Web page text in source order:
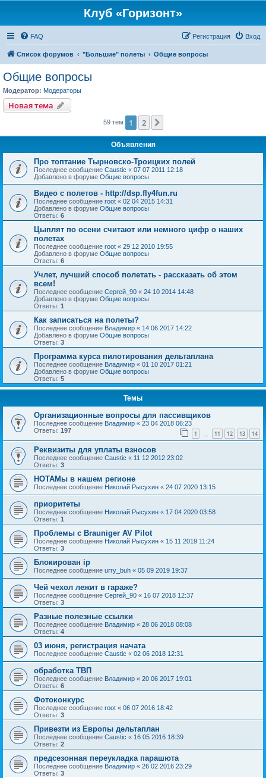
Клуб «Горизонт»
FAQ Вход
Регистрация
Список форумов "Большие" полеты Общие вопросы
Общие вопросы
Модератор: Модераторы
Новая тема
59 тем 1 2
Объявления
Про топтание Тырновско-Троицких полей
Последнее сообщение Caustic « 07 07 2011 12:18
Добавлено в форуме Общие вопросы
Видео с полетов - http://dsp.fly4fun.ru
Последнее сообщение root « 02 04 2015 14:31
Добавлено в форуме Общие вопросы
Ответы: 6
Цыплят по осени считают или немного цифр о наших
полетах
Последнее сообщение root « 29 12 2010 19:55
Добавлено в форуме Общие вопросы
Ответы: 6
Учлет, лучший способ полетать - рассказать об этом
всем!
Последнее сообщение Сергей_90 « 24 10 2014 14:48
Добавлено в форуме Общие вопросы
Ответы: 1
Как записаться на полеты?
Последнее сообщение Владимир « 14 06 2017 14:22
Добавлено в форуме Общие вопросы
Ответы: 3
Программа курса пилотирования дельтаплана
Последнее сообщение Владимир « 01 10 2017 01:21
Добавлено в форуме Общие вопросы
Ответы: 5
Темы
Организационные вопросы для пассивщиков
Последнее сообщение Владимир « 23 04 2018 06:23
Ответы: 197 1 11 12 13 14
Реквизиты для уплаты взносов
Последнее сообщение Caustic « 11 12 2012 23:02
Ответы: 3
НОТАМы в нашем регионе
Последнее сообщение Николай Рысухин « 24 07 2020 13:15
приоритеты
Последнее сообщение Николай Рысухин « 17 04 2020 03:58
Ответы: 1
Проблемы с Brauniger AV Pilot
Последнее сообщение Николай Рысухин « 15 11 2019 11:24
Ответы: 3
Блокирован ip
Последнее сообщение urry_buh « 05 09 2019 19:37
Чей чехол лежит в гараже?
Последнее сообщение Сергей_90 « 16 07 2018 12:37
Ответы: 3
Разные полезные ссылки
Последнее сообщение Владимир « 28 06 2018 08:08
Ответы: 4
03 июня, регистрация начата
Последнее сообщение Caustic « 02 06 2018 12:31
обработка ТВП
Последнее сообщение Владимир « 20 06 2017 19:01
Ответы: 6
Фотоконкурс
Последнее сообщение root « 06 07 2016 18:42
Ответы: 3
Привезти из Европы дельтаплан
Последнее сообщение Caustic « 16 05 2016 18:39
Ответы: 2
предсезонная переукладка парашюта
Последнее сообщение Владимир « 26 02 2016 23:29
Ответы: 3